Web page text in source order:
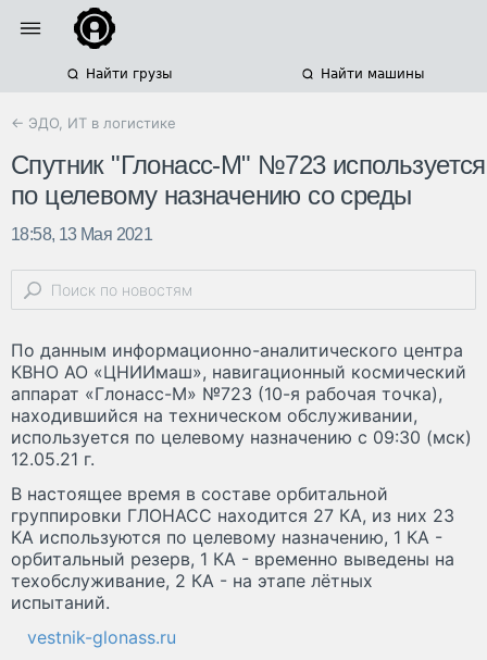
Найти грузы Найти машины
← ЭДО, ИТ в логистике
Спутник "Глонасс-М" №723 используется
по целевому назначению со среды
18:58, 13 Мая 2021
По данным информационно-аналитического центра
КВНО АО «ЦНИИмаш», навигационный космический
аппарат «Глонасс-М» №723 (10-я рабочая точка),
находившийся на техническом обслуживании,
используется по целевому назначению с 09:30 (мск)
12.05.21 г.
В настоящее время в составе орбитальной
группировки ГЛОНАСС находится 27 КА, из них 23
КА используются по целевому назначению, 1 КА -
орбитальный резерв, 1 КА - временно выведены на
техобслуживание, 2 КА - на этапе лётных
испытаний.
vestnik-glonass.ru